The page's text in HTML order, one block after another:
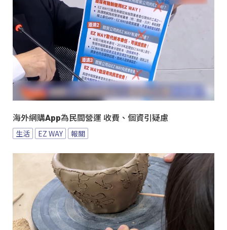
海外網購App為民間營運 收費、個資引疑慮
生活 EZ WAY 報關